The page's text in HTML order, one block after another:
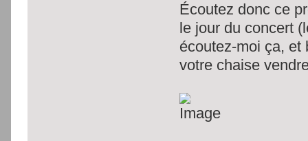
Écoutez donc ce
le jour du concert
écoutez-moi ça, et
votre chaise